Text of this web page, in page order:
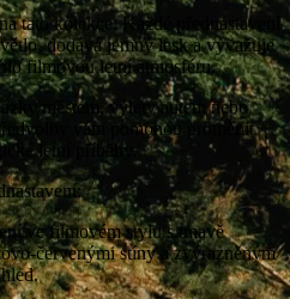
tato kolekce. Každé přednastavení
dodává jemný lesk a vyvažuje
filmovou letní atmosféru.
městem, výlety autem nebo
vám pomohou proměnit
letní příběhy.
ve filmovém stylu s tmavě
červenými stíny a zvýrazněným